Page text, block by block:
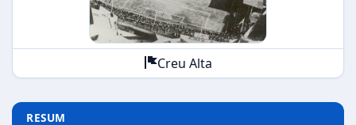
Creu Alta
RESUM